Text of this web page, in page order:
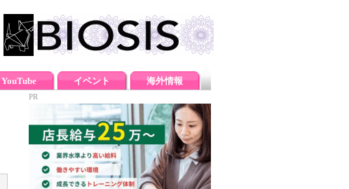
YouTube イベント
海外情報
PR